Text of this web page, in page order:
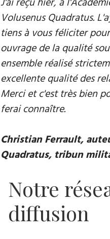
Volusenus Quadratus.
tiens à vous féliciter
ouvrage de la qualité
ensemble réalisé
excellente qualité des
Merci et c'est très bien
ferai connaître.
Christian Ferrault,
Quadratus, tribun
Notre
diffusion